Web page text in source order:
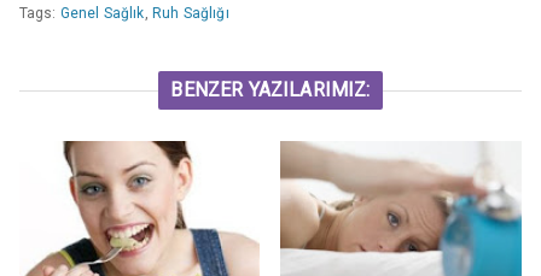
Tags: Genel Sağlık, Ruh Sağlığı
BENZER YAZILARIMIZ: